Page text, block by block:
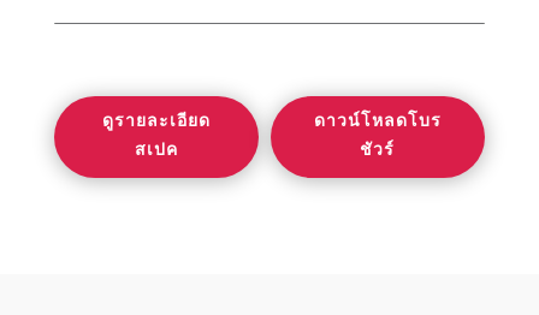
ดูรายละเอียด
สเปค
ดาวน์โหลดโบร
ชัวร์